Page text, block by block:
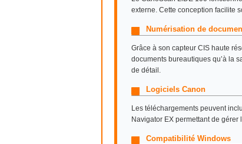
externe. Cette conception facilite
Numérisation de
Grâce à son capteur CIS haute
documents bureautiques qu’à la
de détail.
Logiciels Canon
Les téléchargements peuvent
Navigator EX permettant de
Compatibilité Windows